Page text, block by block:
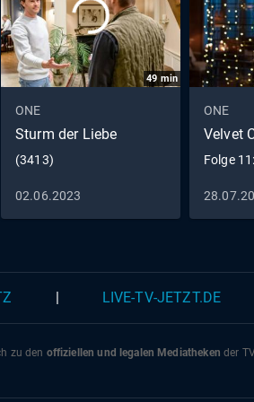
49 min
ONE
Sturm der Liebe
(3413)
02.06.2023
ONE
Velvet
Folge
LIVE-TV-JETZT.DE
zu den offiziellen und legalen Mediatheken der